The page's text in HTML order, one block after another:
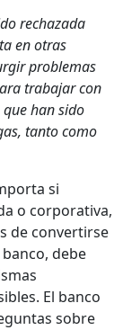
rechazada
en otras
problemas
trabajar con
han sido
tanto como
si
o corporativa,
de convertirse
debe
El banco
sobre